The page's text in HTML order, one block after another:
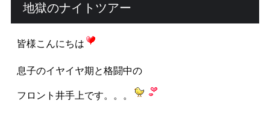
地獄のナイトツアー
皆様こんにちは
息子のイヤイヤ期と格闘中の
フロント井手上です。。。